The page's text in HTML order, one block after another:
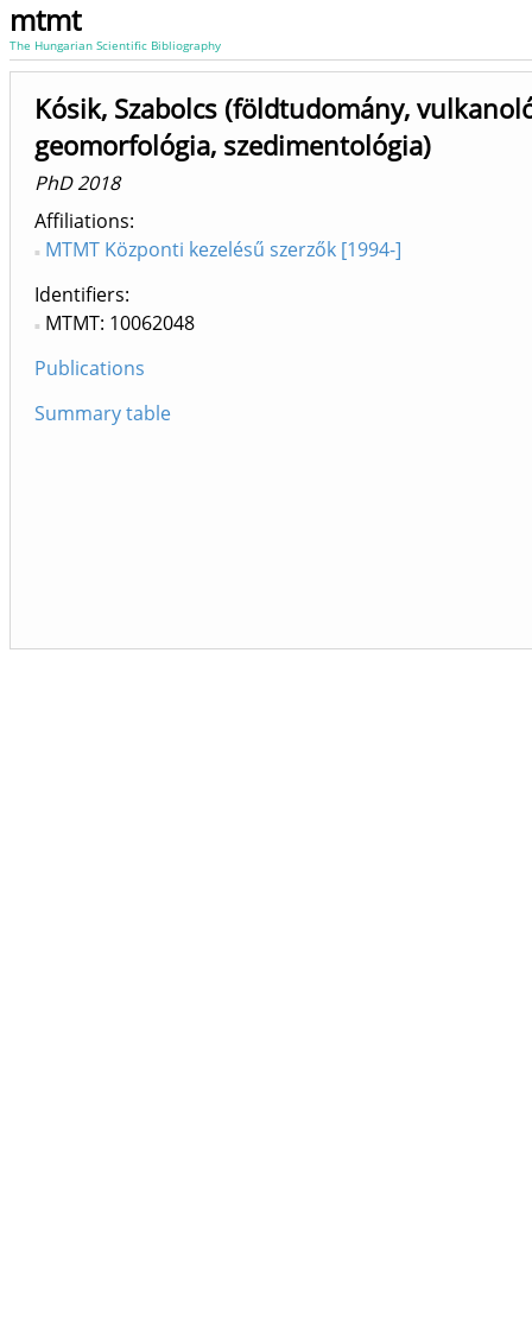
mtmt
The Hungarian Scientific Bibliography
Kósik, Szabolcs (földtudomány,
geomorfológia, szedimentológia)
PhD 2018
Affiliations
MTMT Központi kezelésű szerzők [1994-]
Identifiers
MTMT: 10062048
Publications
Summary table